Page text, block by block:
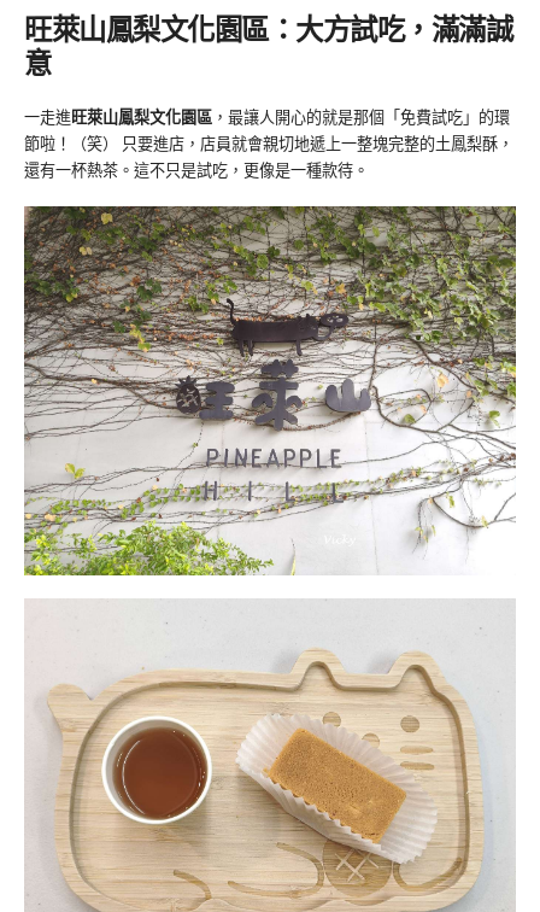
旺萊山鳳梨文化園區：大方試吃，滿滿誠
意
一走進旺萊山鳳梨文化園區 ，最讓人開心的就是那個「免費試吃」的環
節啦！（笑） 只要進店，店員就會親切地遞上一整塊完整的土鳳梨酥，
還有一杯熱茶。這不只是試吃，更像是一種款待。